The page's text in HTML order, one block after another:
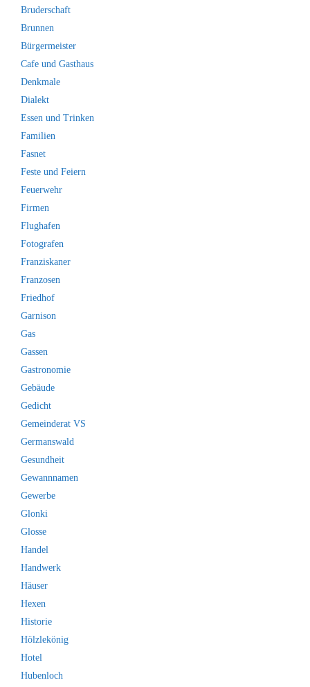
Bruderschaft
Brunnen
Bürgermeister
Cafe und Gasthaus
Denkmale
Dialekt
Essen und Trinken
Familien
Fasnet
Feste und Feiern
Feuerwehr
Firmen
Flughafen
Fotografen
Franziskaner
Franzosen
Friedhof
Garnison
Gas
Gassen
Gastronomie
Gebäude
Gedicht
Gemeinderat VS
Germanswald
Gesundheit
Gewannnamen
Gewerbe
Glonki
Glosse
Handel
Handwerk
Häuser
Hexen
Historie
Hölzlekönig
Hotel
Hubenloch